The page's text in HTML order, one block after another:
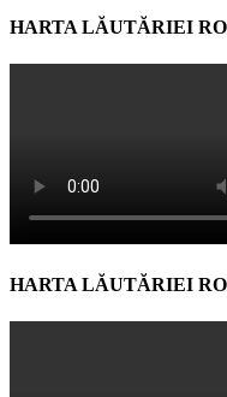
HARTA LĂUTĂRIEI
HARTA LĂUTĂRIEI